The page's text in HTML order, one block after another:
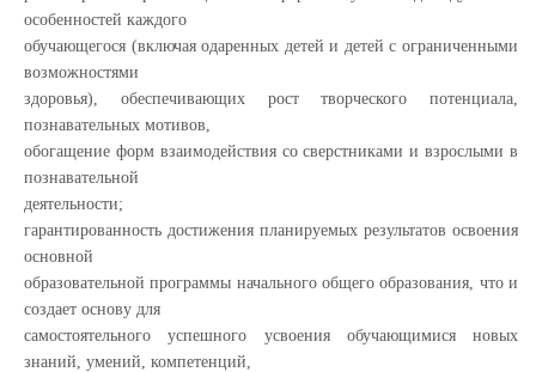
особенностей каждого
обучающегося (включая одаренных детей и детей с ограниченными
возможностями
здоровья), обеспечивающих рост творческого потенциала,
познавательных мотивов,
обогащение форм взаимодействия со сверстниками и взрослыми в
познавательной
деятельности;
гарантированность достижения планируемых результатов освоения
основной
образовательной программы начального общего образования, что и
создает основу для
самостоятельного успешного усвоения обучающимися новых
знаний, умений, компетенций,